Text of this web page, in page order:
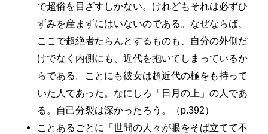
で超俗を目ざすしかない。けれどもそれは必ずひ
ずみを産まずにはいないのである。なぜならば、
ここで超絶者たらんとするものも、自分の外側だ
けでなく内側にも、近代を抱いてしまっているか
らである。ことにも彼女は超近代の極をも持って
いた人であった。なにしろ「日月の上」の人であ
る。自己分裂は深かったろう。（p.392）
ことあるごとに「世間の人々が眼をそば立てて不